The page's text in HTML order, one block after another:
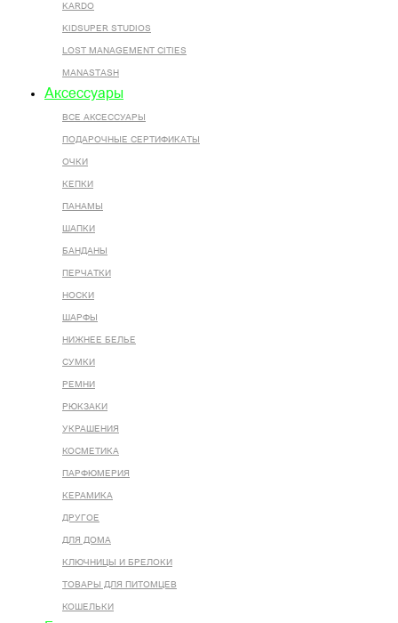
KARDO
KIDSUPER STUDIOS
LOST MANAGEMENT CITIES
MANASTASH
Аксессуары
ВСЕ AКСЕССУАРЫ
ПОДАРОЧНЫЕ СЕРТИФИКАТЫ
ОЧКИ
КЕПКИ
ПАНАМЫ
ШАПКИ
БАНДАНЫ
ПЕРЧАТКИ
НОСКИ
ШАРФЫ
НИЖНЕЕ БЕЛЬЕ
СУМКИ
РЕМНИ
РЮКЗАКИ
УКРАШЕНИЯ
КОСМЕТИКА
ПАРФЮМЕРИЯ
КЕРАМИКА
ДРУГОЕ
ДЛЯ ДОМА
КЛЮЧНИЦЫ И БРЕЛОКИ
ТОВАРЫ ДЛЯ ПИТОМЦЕВ
КОШЕЛЬКИ